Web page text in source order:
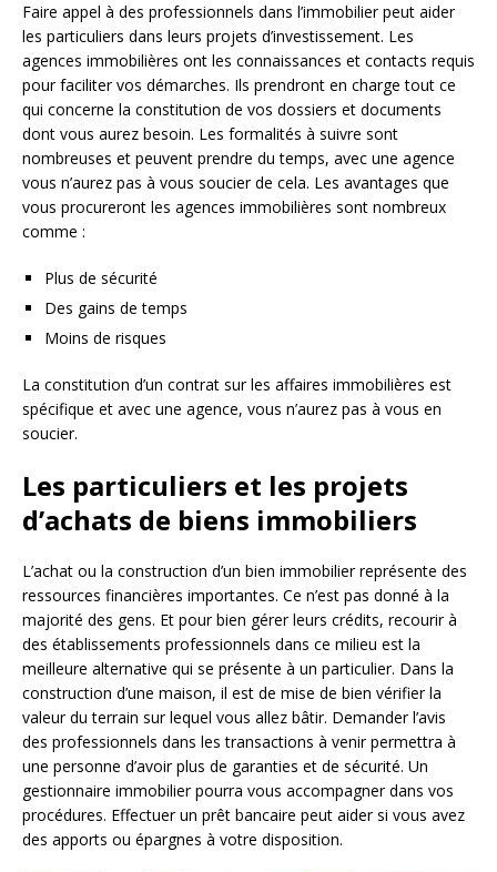
Faire appel à des professionnels dans l’immobilier peut aider
les particuliers dans leurs projets d’investissement. Les
agences immobilières ont les connaissances et contacts requis
pour faciliter vos démarches. Ils prendront en charge tout ce
qui concerne la constitution de vos dossiers et documents
dont vous aurez besoin. Les formalités à suivre sont
nombreuses et peuvent prendre du temps, avec une agence
vous n’aurez pas à vous soucier de cela. Les avantages que
vous procureront les agences immobilières sont nombreux
comme :
Plus de sécurité
Des gains de temps
Moins de risques
La constitution d’un contrat sur les affaires immobilières est
spécifique et avec une agence, vous n’aurez pas à vous en
soucier.
Les particuliers et les projets
d’achats de biens immobiliers
L’achat ou la construction d’un bien immobilier représente des
ressources financières importantes. Ce n’est pas donné à la
majorité des gens. Et pour bien gérer leurs crédits, recourir à
des établissements professionnels dans ce milieu est la
meilleure alternative qui se présente à un particulier. Dans la
construction d’une maison, il est de mise de bien vérifier la
valeur du terrain sur lequel vous allez bâtir. Demander l’avis
des professionnels dans les transactions à venir permettra à
une personne d’avoir plus de garanties et de sécurité. Un
gestionnaire immobilier pourra vous accompagner dans vos
procédures. Effectuer un prêt bancaire peut aider si vous avez
des apports ou épargnes à votre disposition.